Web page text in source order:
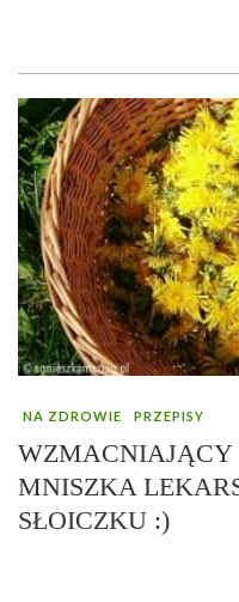
NA ZDROWIE PRZEPISY
WZMACNIAJĄCY
MNISZKA
SŁOICZKU :)